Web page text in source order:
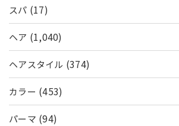
スパ (17)
ヘア (1,040)
ヘアスタイル (374)
カラー (453)
パーマ (94)